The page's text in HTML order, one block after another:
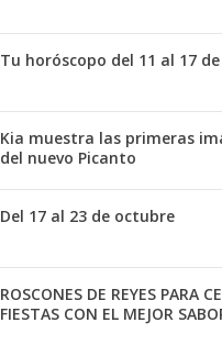
Tu horóscopo del 11 al 17
Kia muestra las primeras
del nuevo Picanto
Del 17 al 23 de octubre
ROSCONES DE REYES PARA
FIESTAS CON EL MEJOR